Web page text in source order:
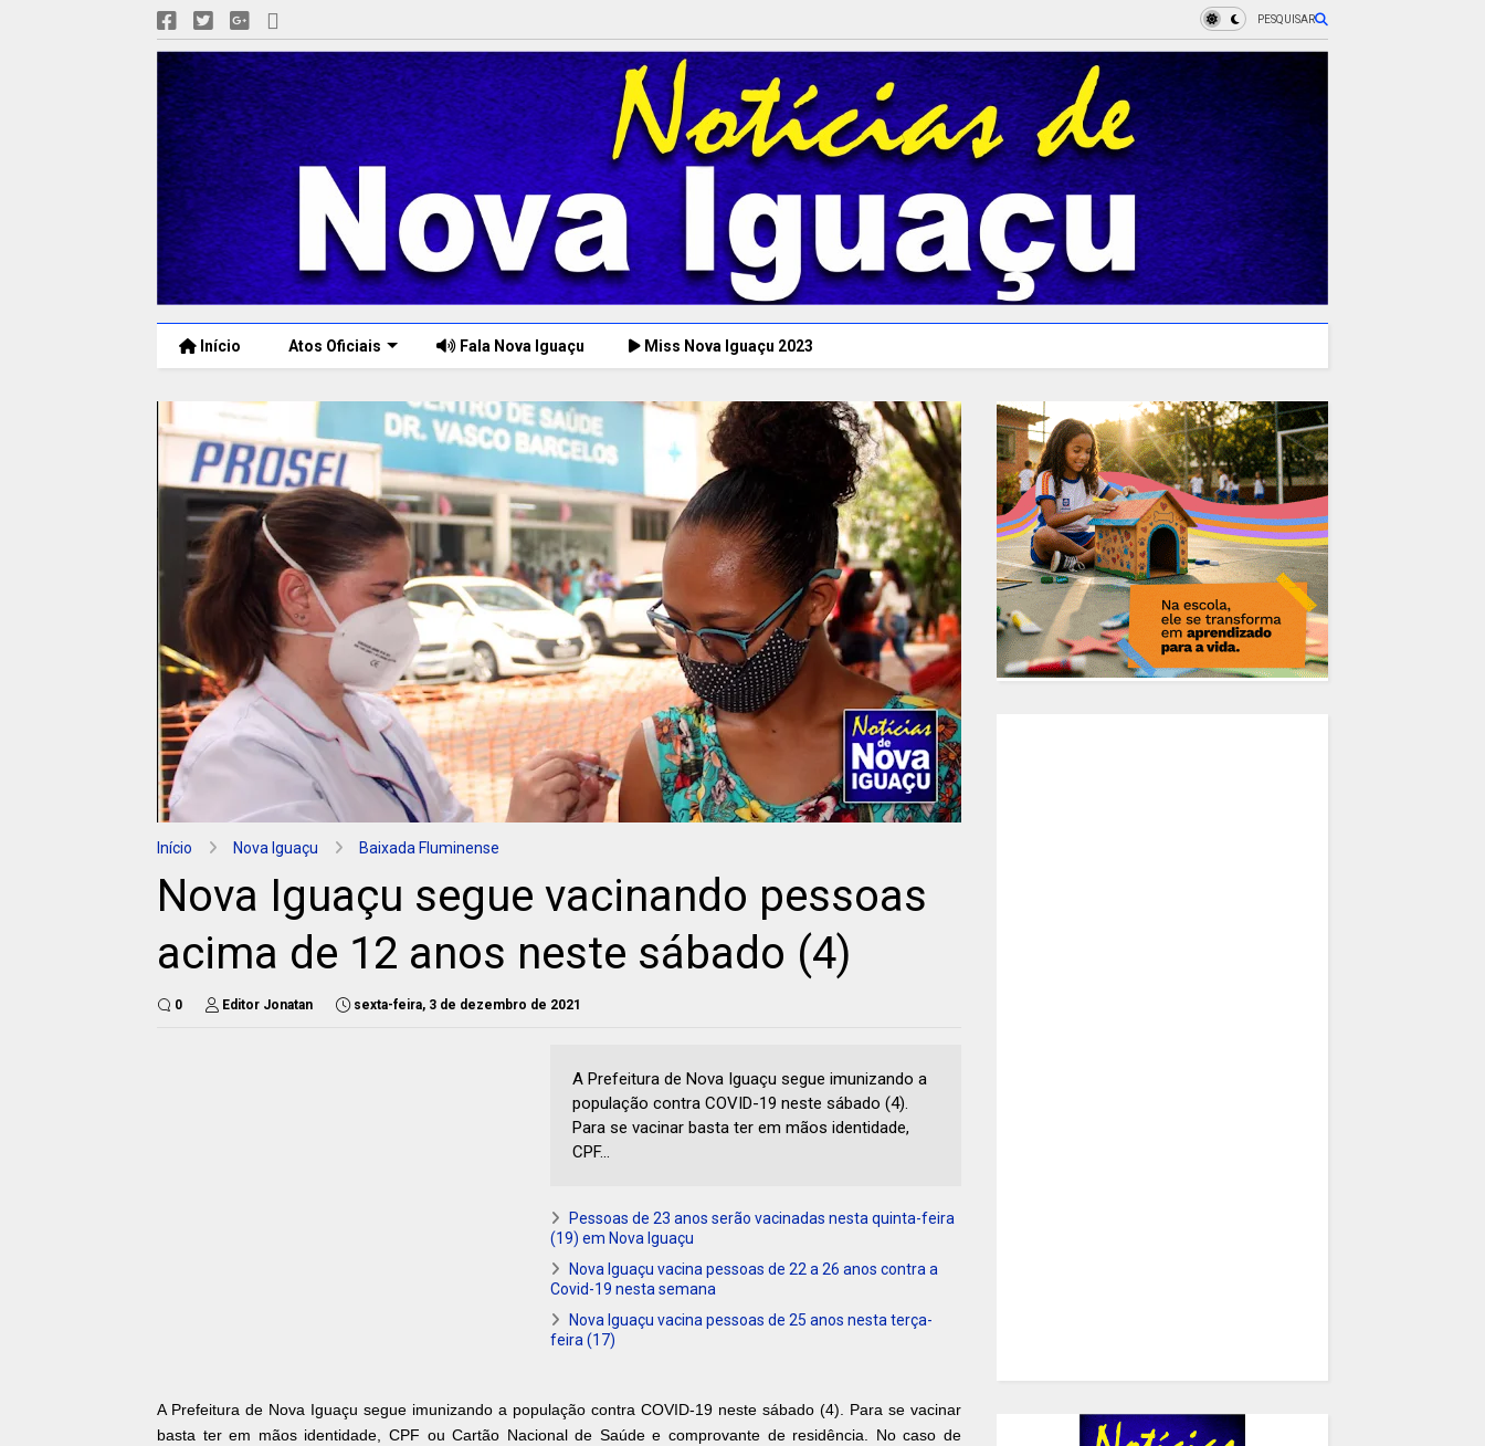
PESQUISAR
Início Atos Oficiais Fala Nova Iguaçu Miss Nova Iguaçu 2023
Início Nova Iguaçu Baixada Fluminense
Nova Iguaçu segue vacinando pessoas
acima de 12 anos neste sábado (4)
0 Editor Jonatan sexta-feira, 3 de dezembro de 2021
A Prefeitura de Nova Iguaçu segue imunizando a
população contra COVID-19 neste sábado (4).
Para se vacinar basta ter em mãos identidade,
CPF...
Pessoas de 23 anos serão vacinadas nesta quinta-feira
(19) em Nova Iguaçu
Nova Iguaçu vacina pessoas de 22 a 26 anos contra a
Covid-19 nesta semana
Nova Iguaçu vacina pessoas de 25 anos nesta terça-
feira (17)
A Prefeitura de Nova Iguaçu segue imunizando a população contra COVID-19 neste sábado (4). Para se vacinar
basta ter em mãos identidade, CPF ou Cartão Nacional de Saúde e comprovante de residência. No caso de